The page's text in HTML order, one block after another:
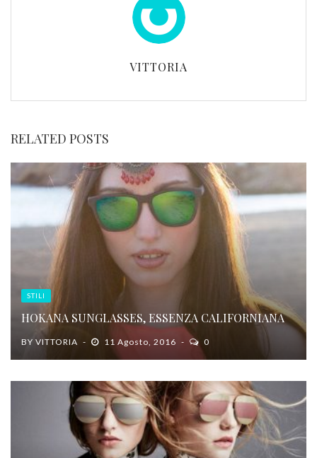
VITTORIA
RELATED POSTS
STILI
HOKANA SUNGLASSES, ESSENZA CALIFORNIANA
BY VITTORIA 11 Agosto, 2016 0